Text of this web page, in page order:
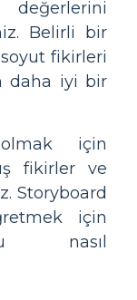
Belirli bir
fikirleri
daha iyi bir
olmak için
fikirler ve
Storyboard
için
nasıl